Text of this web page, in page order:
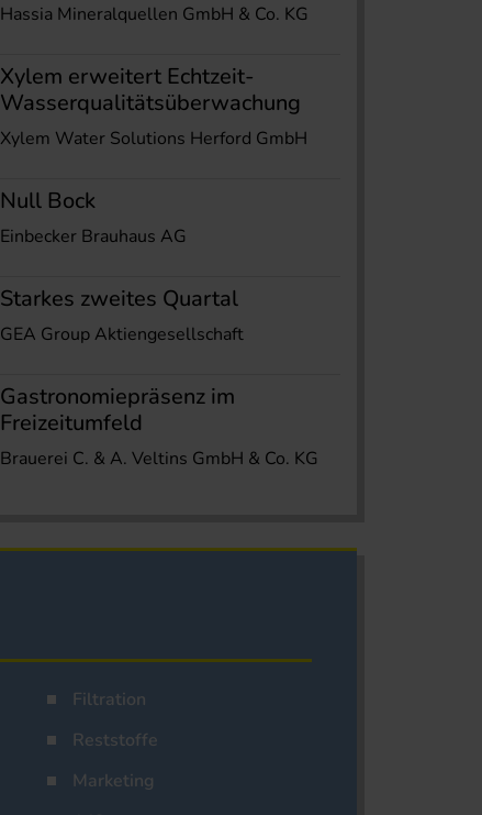
Hassia Mineralquellen GmbH & Co. KG
Xylem erweitert Echtzeit-
Wasserqualitätsüberwachung
Xylem Water Solutions Herford GmbH
Null Bock
Einbecker Brauhaus AG
Starkes zweites Quartal
GEA Group Aktiengesellschaft
Gastronomiepräsenz im
Freizeitumfeld
Brauerei C. & A. Veltins GmbH & Co. KG
Filtration
Reststoffe
Marketing